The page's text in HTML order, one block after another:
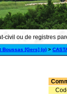
civil ou de registres
Boussas [Gers] (o) >